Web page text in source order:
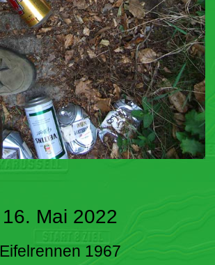
16. Mai 2022
Eifelrennen 1967